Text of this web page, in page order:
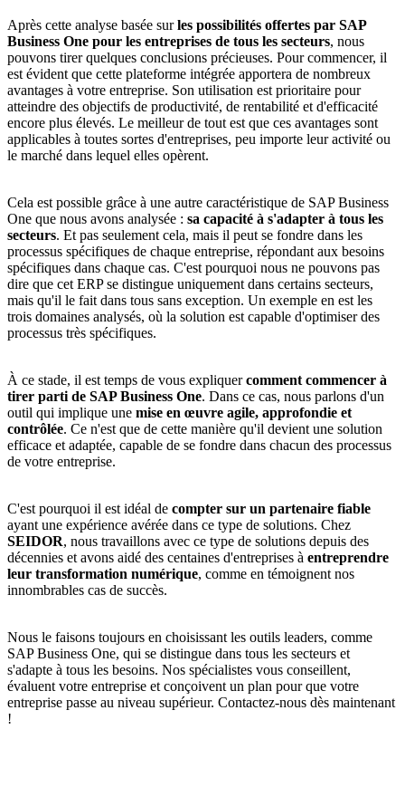
Après cette analyse basée surles possibilités offertes par SAP
Business One pour les entreprises de tous les secteurs, nous
pouvons tirer quelques conclusions précieuses. Pour commencer, il
est évident que cette plateforme intégrée apportera de nombreux
avantages à votre entreprise. Son utilisation est prioritaire pour
atteindre des objectifs de productivité, de rentabilité et d'efficacité
encore plus élevés. Le meilleur de tout est que ces avantages sont
applicables à toutes sortes d'entreprises, peu importe leur activité ou
le marché dans lequel elles opèrent.
Cela est possible grâce à une autre caractéristique de SAP Business
One que nous avons analysée : sa capacité à s'adapter à tous les
secteurs. Et pas seulement cela, mais il peut se fondre dans les
processus spécifiques de chaque entreprise, répondant aux besoins
spécifiques dans chaque cas. C'est pourquoi nous ne pouvons pas
dire que cet ERP se distingue uniquement dans certains secteurs,
mais qu'il le fait dans tous sans exception. Un exemple en est les
trois domaines analysés, où la solution est capable d'optimiser des
processus très spécifiques.
À ce stade, il est temps de vous expliquercomment commencer à
tirer parti de SAP Business One. Dans ce cas, nous parlons d'un
outil qui implique une mise en œuvre agile, approfondie et
contrôlée. Ce n'est que de cette manière qu'il devient une solution
efficace et adaptée, capable de se fondre dans chacun des processus
de votre entreprise.
C'est pourquoi il est idéal de compter sur un partenaire fiable
ayant une expérience avérée dans ce type de solutions. Chez
SEIDOR, nous travaillons avec ce type de solutions depuis des
décennies et avons aidé des centaines d'entreprises à entreprendre
leur transformation numérique, comme en témoignent nos
innombrables cas de succès.
Nous le faisons toujours en choisissant les outils leaders, comme
SAP Business One, qui se distingue dans tous les secteurs et
s'adapte à tous les besoins. Nos spécialistes vous conseillent,
évaluent votre entreprise et conçoivent un plan pour que votre
entreprise passe au niveau supérieur. Contactez-nous dès maintenant
!